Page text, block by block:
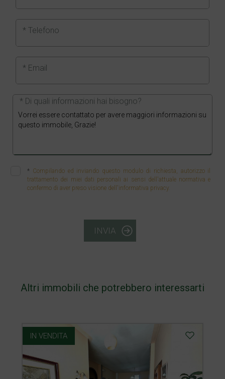
* Telefono
* Email
* Di quali informazioni hai bisogno?
* Compilando ed inviando questo modulo di richiesta, autorizzo il
trattamento dei miei dati personali ai sensi dell'attuale normativa e
confermo di aver preso visione dell'informativa privacy.
INVIA
Altri immobili che potrebbero interessarti
IN VENDITA